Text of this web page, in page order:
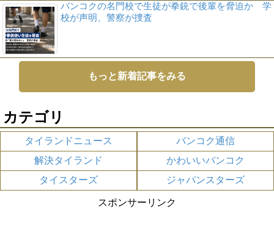
バンコクの名門校で生徒が拳銃で後輩を脅迫か 学
校が声明、警察が捜査
もっと新着記事をみる
カテゴリ
タイランドニュース
バンコク通信
解決タイランド
かわいいバンコク
タイスターズ
ジャパンスターズ
スポンサーリンク